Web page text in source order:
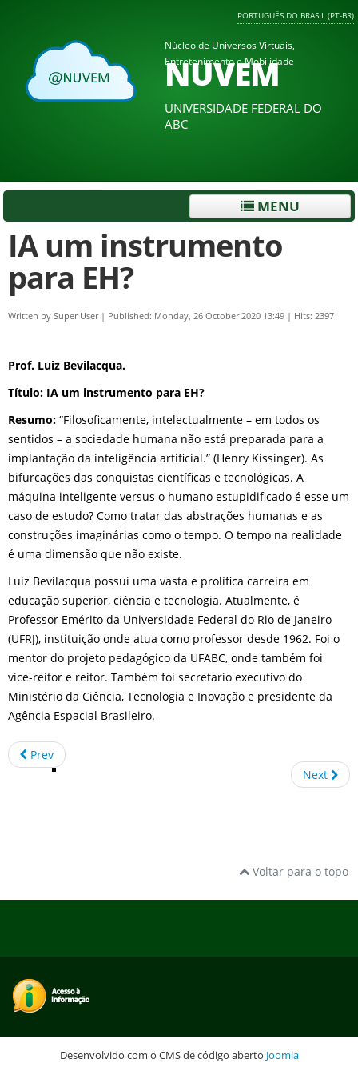
PORTUGUÊS DO BRASIL (PT-BR)
Núcleo de Universos Virtuais,
Entretenimento e Mobilidade
NUVEM
UNIVERSIDADE FEDERAL DO
ABC
MENU
IA um instrumento
para EH?
Written by Super User | Published: Monday, 26 October 2020 13:49 | Hits: 2397
Prof. Luiz Bevilacqua.
Título: IA um instrumento para EH?
Resumo: “Filosoficamente, intelectualmente – em todos os
sentidos – a sociedade humana não está preparada para a
implantação da inteligência artificial.” (Henry Kissinger). As
bifurcações das conquistas científicas e tecnológicas. A
máquina inteligente versus o humano estupidificado é esse um
caso de estudo? Como tratar das abstrações humanas e as
construções imaginárias como o tempo. O tempo na realidade
é uma dimensão que não existe.
Luiz Bevilacqua possui uma vasta e prolífica carreira em
educação superior, ciência e tecnologia. Atualmente, é
Professor Emérito da Universidade Federal do Rio de Janeiro
(UFRJ), instituição onde atua como professor desde 1962. Foi o
mentor do projeto pedagógico da UFABC, onde também foi
vice-reitor e reitor. Também foi secretario executivo do
Ministério da Ciência, Tecnologia e Inovação e presidente da
Agência Espacial Brasileiro.
Prev
Next
Voltar para o topo
Desenvolvido com o CMS de código aberto Joomla